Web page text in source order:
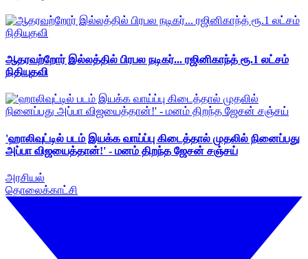
ஆதரவற்றோர் இல்லத்தில் பிரபல நடிகர்... ரஜினிகாந்த் ரூ.1 லட்சம்
நிதியுதவி
'ஹாலிவுட்டில் படம் இயக்க வாய்ப்பு கிடைத்தால் முதலில் நினைப்பது
அப்பா விஜயைத்தான்!' - மனம் திறந்த ஜேசன் சஞ்சய்
அரசியல்
தொலைக்காட்சி